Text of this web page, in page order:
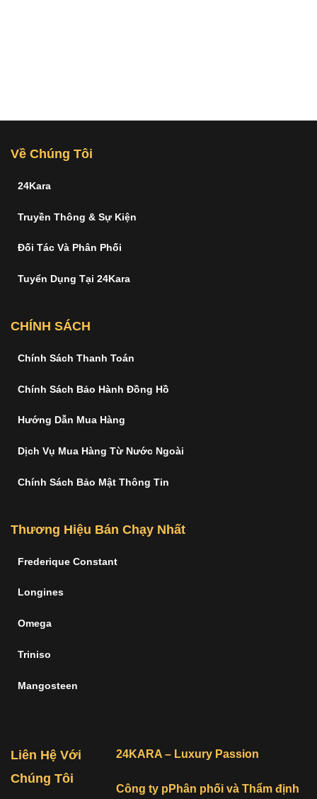
Về Chúng Tôi
24Kara
Truyền Thông & Sự Kiện
Đối Tác Và Phân Phối
Tuyển Dụng Tại 24Kara
CHÍNH SÁCH
Chính Sách Thanh Toán
Chính Sách Bảo Hành Đồng Hồ
Hướng Dẫn Mua Hàng
Dịch Vụ Mua Hàng Từ Nước Ngoài
Chính Sách Bảo Mật Thông Tin
Thương Hiệu Bán Chạy Nhất
Frederique Constant
Longines
Omega
Triniso
Mangosteen
Liên Hệ Với
Chúng Tôi
24KARA – Luxury Passion
Công ty pPhân phối và Thẩm định